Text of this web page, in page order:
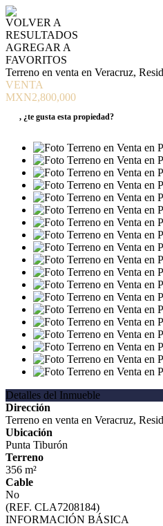
VOLVER A
RESULTADOS
AGREGAR A
FAVORITOS
Terreno en venta en Veracruz,
VENTA
MXN2,800,000
, ¿te gusta esta propiedad?
Detalles del Inmueble
Dirección
Terreno en venta en Veracruz,
Ubicación
Punta Tiburón
Terreno
356 m²
Cable
No
(REF. CLA7208184)
INFORMACIÓN BÁSICA